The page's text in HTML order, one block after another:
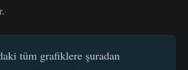
tüm grafiklere şuradan